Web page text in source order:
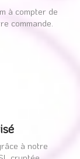
à compter de
commande.
à notre